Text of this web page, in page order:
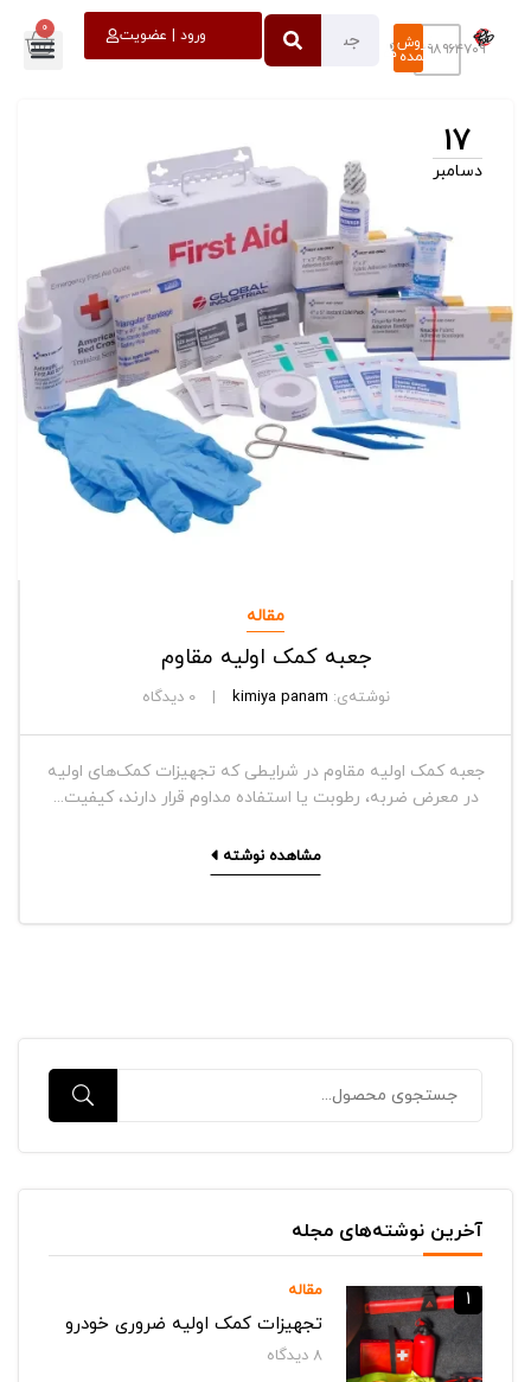
۰۹۳۹۸۹۶۴۷۰۹
فروش
عمده
ورود | عضویت 0
آخرین نوشته‌های مجله
مقاله
تجهیزات کمک اولیه ضروری خودرو
8دیدگاه‌
17
دسامبر
مقاله
جعبه کمک اولیه مقاوم
نوشته‌ی: kimiya panam دیدگاه
جعبه کمک اولیه مقاوم در شرایطی که تجهیزات کمک‌های اولیه
در معرض ضربه، رطوبت یا استفاده مداوم قرار دارند، کیفیت...
مشاهده نوشته